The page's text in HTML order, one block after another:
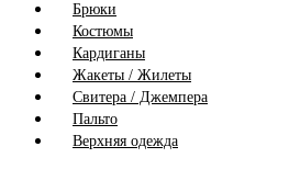
Брюки
Костюмы
Кардиганы
Жакеты / Жилеты
Свитера / Джемпера
Пальто
Верхняя одежда